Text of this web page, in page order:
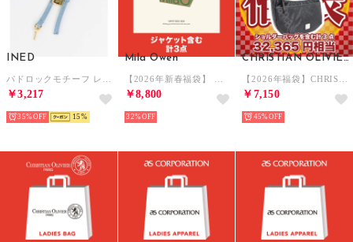
INED
￥3,217
35% 15
Mila Owen
￥8,800
32%
CHRISTIAN OLIVIER PARIS
￥7,150
45%